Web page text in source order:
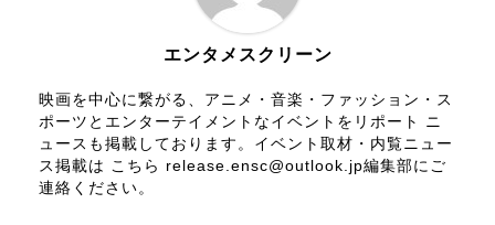
エンタメスクリーン
映画を中心に繋がる、アニメ・音楽・ファッション・ス
ポーツとエンターテイメントなイベントをリポート ニ
ュースも掲載しております。イベント取材・内覧ニュー
ス掲載は こちら release.ensc@outlook.jp編集部にご
連絡ください。